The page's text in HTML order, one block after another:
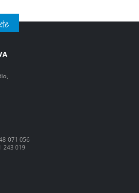
071 056
243 019